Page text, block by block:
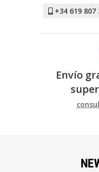
+34 619 807
Envío